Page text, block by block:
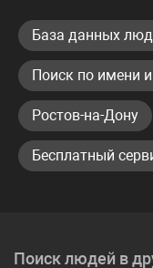
База данных
Поиск по имени
Ростов-на-Дону
Бесплатный
Поиск людей в